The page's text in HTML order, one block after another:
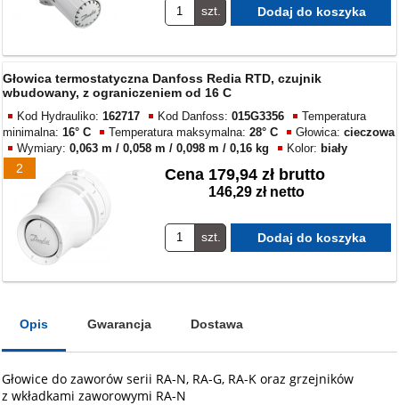
szt.
2
Głowica termostatyczna Danfoss Redia RTD, czujnik
wbudowany, z ograniczeniem od 16 C
Kod Hydrauliko:162717 Kod Danfoss:015G3356
Temperatura
minimalna:16° C Temperatura maksymalna:28° C Głowica:cieczowa
Wymiary:0,063 m / 0,058 m / 0,098 m / 0,16 kg Kolor: biały
Cena 179,94 zł brutto
146,29 zł netto
szt.
Opis Gwarancja Dostawa
Głowice do zaworów serii RA-N, RA-G, RA-K oraz grzejników
z wkładkami zaworowymi RA-N